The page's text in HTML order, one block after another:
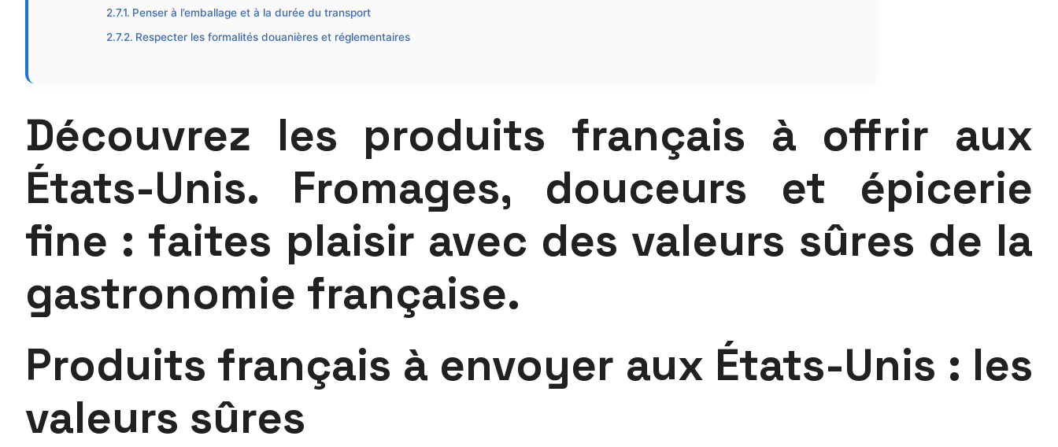
Penser à l’emballage et à la durée du transport
Respecter les formalités douanières et réglementaires
Découvrez les produits français à offrir aux
États-Unis. Fromages, douceurs et épicerie
fine : faites plaisir avec des valeurs sûres de la
gastronomie française.
Produits français à envoyer aux États-Unis : les
valeurs sûres